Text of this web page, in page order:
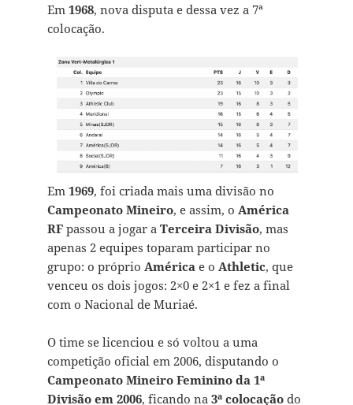
Em 1968, nova disputa e dessa vez a 7ª
colocação.
Em 1969, foi criada mais uma divisão no
Campeonato Mineiro, e assim, o América
RFpassou a jogar a Terceira Divisão, mas
apenas 2 equipes toparam participar no
grupo: o próprio América e o Athletic, que
venceu os dois jogos: 2×0 e 2×1 e fez a final
com o Nacional de Muriaé.
O time se licenciou e só voltou a uma
competição oficial em 2006, disputando o
Campeonato Mineiro Feminino da 1ª
Divisão em 2006, ficando na 3ª colocaçãodo